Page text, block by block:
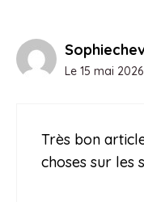
Le 15 mai
Très bon
choses sur les